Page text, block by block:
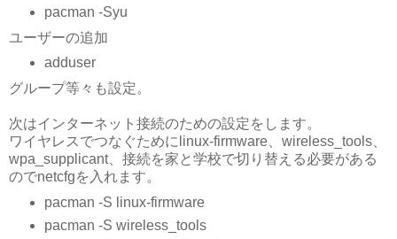
pacman -Syu
ユーザーの追加
adduser
グループ等々も設定。
次はインターネット接続のための設定をします。
ワイヤレスでつなぐためにlinux-firmware、wireless_tools、
wpa_supplicant、接続を家と学校で切り替える必要がある
のでnetcfgを入れます。
pacman -S linux-firmware
pacman -S wireless_tools